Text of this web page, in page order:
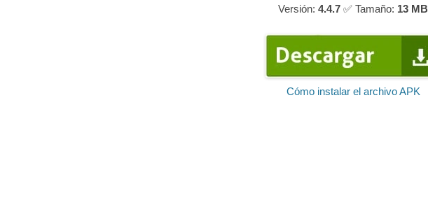
Versión:4.4.7✅ Tamaño: 13 MB
Cómo instalar el archivo APK